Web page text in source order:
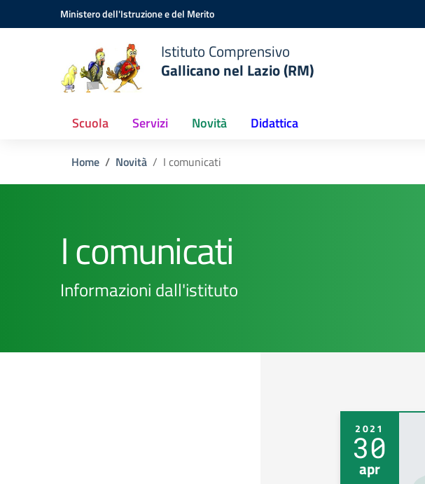
Vai ai contenuti
Vai al menu di navigazioneMinistero dell'Istruzione e del Merito
Istituto Comprensivo
Gallicano nel Lazio (RM)
Scuola Servizi Novità Didattica
Home Novità I comunicati
I comunicati
Informazioni dall'istituto
2021
30
apr